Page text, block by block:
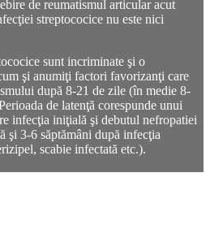
de reumatismul articular acut
streptococice nu este nici
sunt incriminate şi o
şi anumiţi factori favorizanţi care
după 8-21 de zile (în medie 8-
de latenţă corespunde unui
infecţia iniţială şi debutul nefropatiei
şi 3-6 săptămâni după infecţia
scabie infectată etc.).